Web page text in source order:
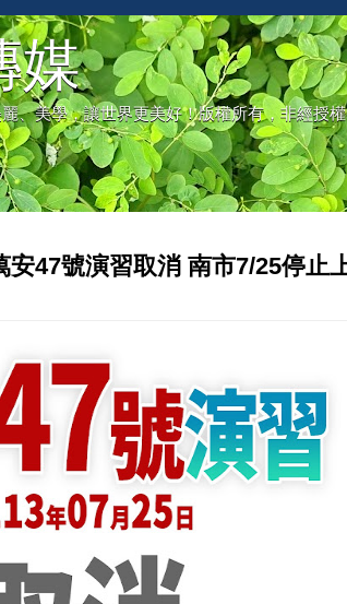
媒
、美學，讓世界更美好！版權所有，非經授
安47號演習取消 南市7/25停止